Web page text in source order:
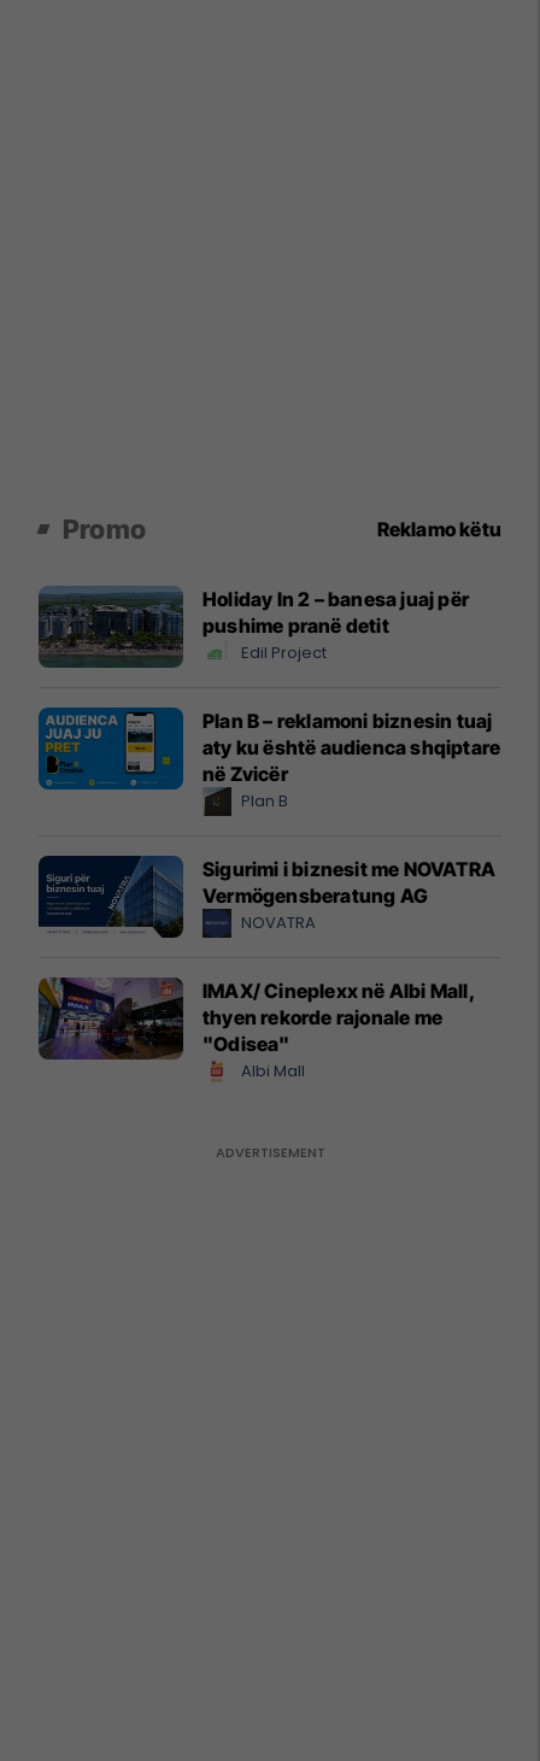
Promo Reklamo këtu
Holiday In 2 – banesa juaj për
pushime pranë detit
Edil Project
Plan B – reklamoni biznesin tuaj
aty ku është audienca shqiptare
në Zvicër
Plan B
Sigurimi i biznesit me NOVATRA
Vermögensberatung AG
NOVATRA
IMAX/ Cineplexx në Albi Mall,
thyen rekorde rajonale me
"Odisea"
Albi Mall